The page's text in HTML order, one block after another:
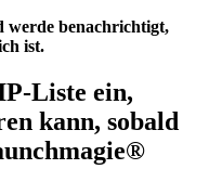
werde benachrichtigt,
ist.
Liste ein,
kann, sobald